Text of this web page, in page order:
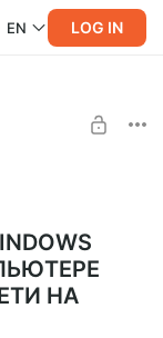
EN LOG IN
НА